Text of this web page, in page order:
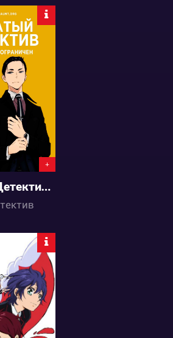
45
+
Богатый Детектив: Баланс неограничен